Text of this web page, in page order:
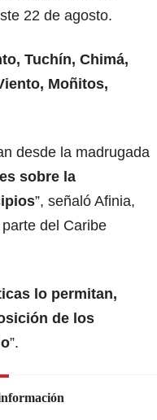
22 de agosto.
Tuchín, Chimá,
Moñitos,
desde la madrugada
sobre la
”, señaló Afinia,
del Caribe
lo permitan,
de los
”.